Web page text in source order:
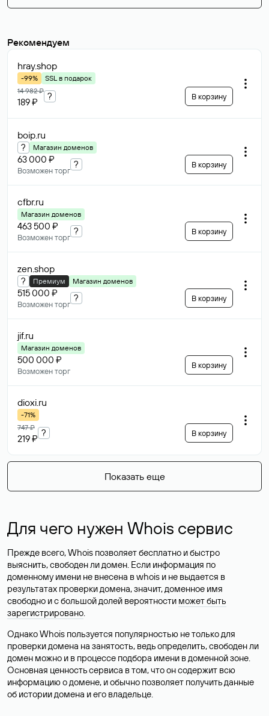
Рекомендуем
hray.shop
-99%
SSL в подарок
14 982 ₽
189 ₽
? В корзину
boip.ru
? Магазин доменов
63 000 ₽
Возможен торг
? В корзину
cfbr.ru
Магазин доменов
463 500 ₽
Возможен торг
? В корзину
zen.shop
? Премиум Магазин доменов
515 000 ₽
Возможен торг
? В корзину
jif.ru
Магазин доменов
500 000 ₽
Возможен торг
В корзину
dioxi.ru
-71%
747 ₽
219 ₽
? В корзину
Показать еще
Для чего нужен Whois сервис
Прежде всего, Whois позволяет бесплатно и быстро
выяснить, свободен ли домен. Если информация по
доменному имени не внесена в whois и не выдается в
результатах проверки домена, значит, доменное имя
свободно и с большой долей вероятности может быть
зарегистрировано.
Однако Whois пользуется популярностью не только для
проверки домена на занятость, ведь определить, свободен ли
домен можно и в процессе подбора имени в доменной зоне.
Основная ценность сервиса в том, что он содержит всю
информацию о домене, и обычно позволяет получить данные
об истории домена и его владельце.